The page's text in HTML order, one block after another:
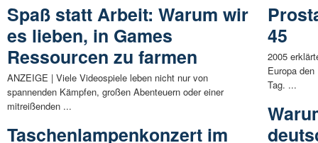
Spaß statt Arbeit: Warum wir
es lieben, in Games
Ressourcen zu farmen
ANZEIGE | Viele Videospiele leben nicht nur von
spannenden Kämpfen, großen Abenteuern oder einer
mitreißenden ...
Taschenlampenkonzert im
45
2005
Europa
Tag. ...